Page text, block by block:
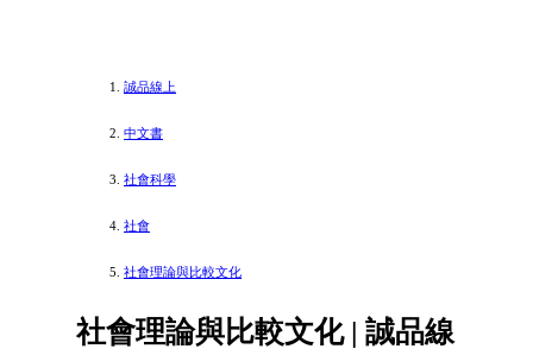
誠品線上
中文書
社會科學
社會
社會理論與比較文化
社會理論與比較文化 | 誠品線